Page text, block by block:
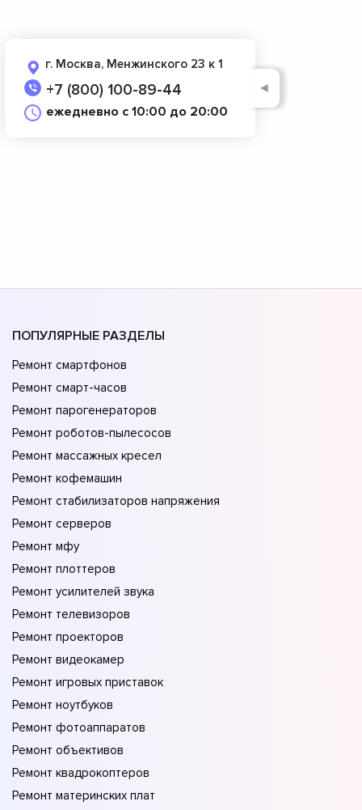
г. Москва, Менжинского 23 к 1
+7 (800) 100-89-44
ежедневно с 10:00 до 20:00
◄
ПОПУЛЯРНЫЕ РАЗДЕЛЫ
Ремонт смартфонов
Ремонт смарт-часов
Ремонт парогенераторов
Ремонт роботов-пылесосов
Ремонт массажных кресел
Ремонт кофемашин
Ремонт стабилизаторов напряжения
Ремонт серверов
Ремонт мфу
Ремонт плоттеров
Ремонт усилителей звука
Ремонт телевизоров
Ремонт проекторов
Ремонт видеокамер
Ремонт игровых приставок
Ремонт ноутбуков
Ремонт фотоаппаратов
Ремонт объективов
Ремонт квадрокоптеров
Ремонт материнских плат